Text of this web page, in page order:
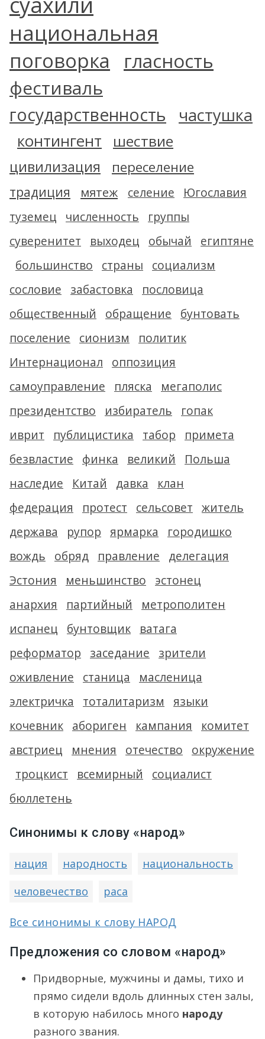
национальная
поговорка гласность
фестиваль
государственность частушка
контингент шествие
цивилизация переселение
традиция мятеж селение
Югославия
туземец
численность
группы
суверенитет
выходец обычай
египтяне
большинство
страны
социализм
сословие
забастовка
пословица
общественный
обращение
бунтовать
поселение
сионизм
политик
Интернационал
оппозиция
самоуправление
пляска
мегаполис
президентство
избиратель
гопак
иврит
публицистика табор
примета
безвластие
финка великий
Польша
наследие
Китай давка
клан
федерация
протест сельсовет житель
держава
рупор ярмарка
городишко
вождь
обряд правление
делегация
Эстония
меньшинство
эстонец
анархия
партийный
метрополитен
испанец
бунтовщик
ватага
реформатор
заседание
зрители
оживление
станица
масленица
электричка
тоталитаризм
языки
кочевник абориген кампания
комитет
австриец
мнения отечество
окружение
троцкист
всемирный
социалист
бюллетень
Синонимы к слову «народ»
нация народность
национальность
человечество
раса
Все синонимы к слову НАРОД
Предложения со словом «народ»
Придворные, мужчины и дамы, тихо и
прямо сидели вдоль длинных стен залы,
в которую набилось много народу
разного звания.